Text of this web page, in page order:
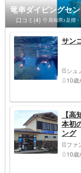
竜串ダイビングセ
口コミ(4) 高知県>足摺
サン
シュ
10歳
【
本初
ング
ファ
10歳